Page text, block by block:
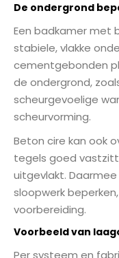
De ondergrond
Een badkamer met
stabiele, vlakke
cementgebonden
de ondergrond,
scheurgevoelige
scheurvorming.
Beton cire kan ook
tegels goed
uitgevlakt.
sloopwerk
voorbereiding.
Voorbeeld van